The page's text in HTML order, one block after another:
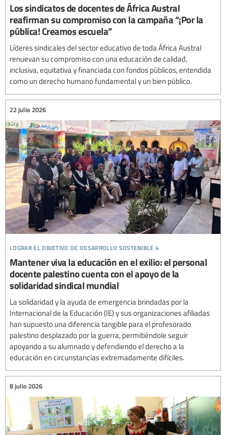
Los sindicatos de docentes de África Austral
reafirman su compromiso con la campaña “¡Por la
pública! Creamos escuela”
Líderes sindicales del sector educativo de toda África Austral
renuevan su compromiso con una educación de calidad,
inclusiva, equitativa y financiada con fondos públicos, entendida
como un derecho humano fundamental y un bien público.
lograr el objetivo de desarrollo sostenible 4
22 julio 2026
Mantener viva la educación en el exilio: el personal
docente palestino cuenta con el apoyo de la
solidaridad sindical mundial
La solidaridad y la ayuda de emergencia brindadas por la
Internacional de la Educación (IE) y sus organizaciones afiliadas
han supuesto una diferencia tangible para el profesorado
palestino desplazado por la guerra, permitiéndole seguir
apoyando a su alumnado y defendiendo el derecho a la
educación en circunstancias extremadamente difíciles.
8 julio 2026